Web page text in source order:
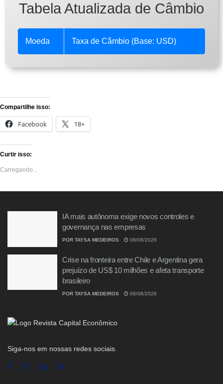
Tabela Atualizada de Câmbio
Moeda Taxa de Câmbio (Base: USD)
Compartilhe isso:
Facebook 18+
Curtir isso:
Carregando...
IA mais autônoma exige novos controles e
governança nas empresas
POR TAYSA MEDEIROS 08/08/2026
Crise na fronteira entre Chile e Argentina gera
prejuízo de US$ 10 milhões e afeta transporte
brasileiro
POR TAYSA MEDEIROS 08/08/2026
Siga-nos em nossas redes sociais.